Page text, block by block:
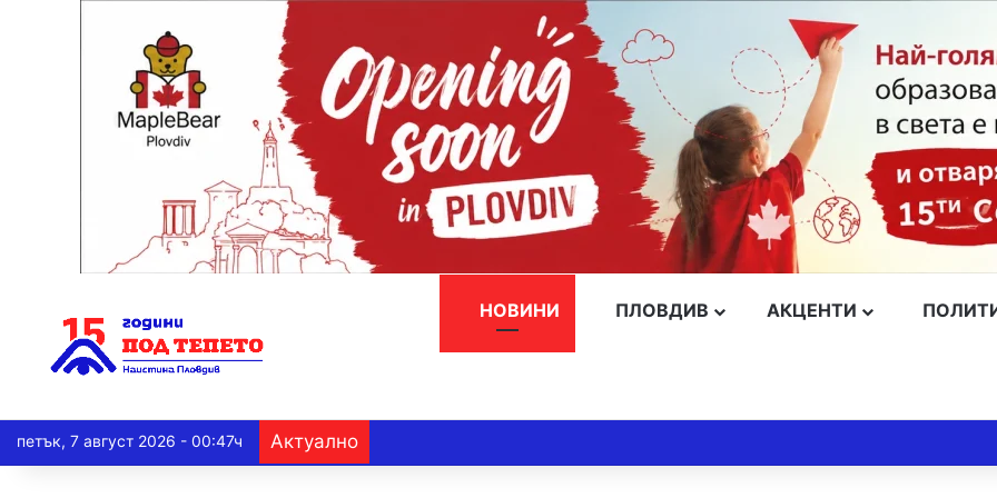
НОВИНИ ПЛОВДИВ АКЦЕНТИ
петък, 7 август 2026 - 00:47ч Актуално